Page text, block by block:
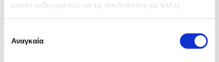
οποίοι ενδεχομένως να τις συνδυάσουν με άλλες
των υπηρεσιών τους.
συγκατάθεσης
Αναγκαία
Η προϊσταμένη της Εφορείας Αρχαιοτήτων Κιλκίς Δρ. Γεωργία